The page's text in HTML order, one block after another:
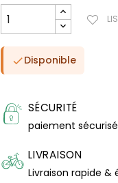
Disponible
SÉCURITÉ
paiement
LIVRAISON
Livraison rapide &